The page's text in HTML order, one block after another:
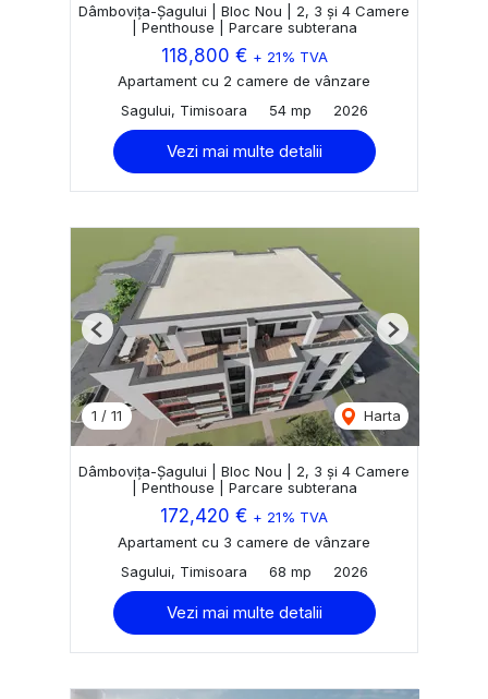
Dâmbovița-Șagului | Bloc Nou | 2, 3 și 4 Camere
| Penthouse | Parcare subterana
118,800 € + 21% TVA
Apartament cu 2 camere de vânzare
Sagului, Timisoara
54 mp 2026
Vezi mai multe detalii
1 / 11 Harta
Previous Next
Dâmbovița-Șagului | Bloc Nou | 2, 3 și 4 Camere
| Penthouse | Parcare subterana
172,420 € + 21% TVA
Apartament cu 3 camere de vânzare
Sagului, Timisoara
68 mp 2026
Vezi mai multe detalii